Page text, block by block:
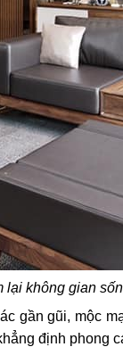
lại không gian
gần gũi, mộc
định phong